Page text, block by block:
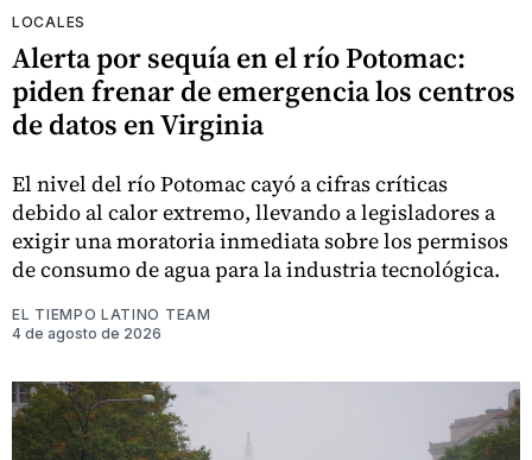
LOCALES
Alerta por sequía en el río Potomac:
piden frenar de emergencia los centros
de datos en Virginia
El nivel del río Potomac cayó a cifras críticas
debido al calor extremo, llevando a legisladores a
exigir una moratoria inmediata sobre los permisos
de consumo de agua para la industria tecnológica.
EL TIEMPO LATINO TEAM
4 de agosto de 2026